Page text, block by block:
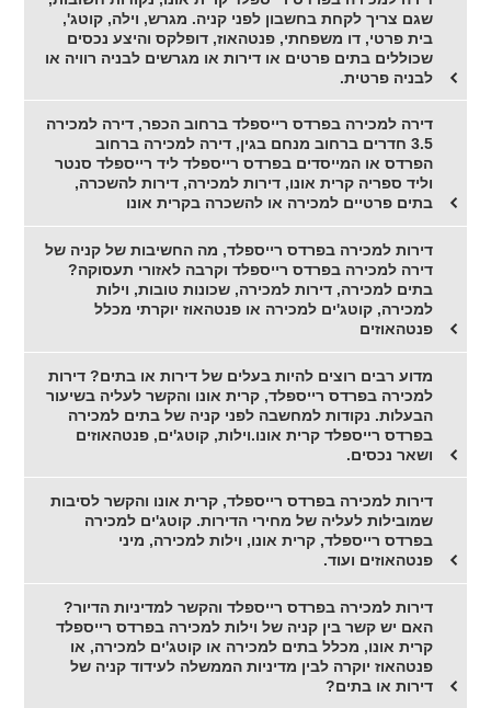
שגם צריך לקחת בחשבון לפני קניה. מגרש, וילה, קוטג',
בית פרטי, דו משפחתי, פנטהאוז, דופלקס והיצע נכסים
שכוללים בתים פרטים או דירות או מגרשים לבניה רוויה או
לבניה פרטית.
דירה למכירה בפרדס רייספלד ברחוב הכפר, דירה למכירה
3.5 חדרים ברחוב מנחם בגין, דירה למכירה ברחוב
הפרדס או המייסדים בפרדס רייספלד ליד רייספלד סנטר
וליד ספריה קרית אונו, דירות למכירה, דירות להשכרה,
בתים פרטיים למכירה או להשכרה בקרית אונו
דירות למכירה בפרדס רייספלד, מה החשיבות של קניה של
דירה למכירה בפרדס רייספלד וקרבה לאזורי תעסוקה?
בתים למכירה, דירות למכירה, שכונות טובות, וילות
למכירה, קוטג'ים למכירה או פנטהאוז יוקרתי מכלל
פנטהאוזים
מדוע רבים רוצים להיות בעלים של דירות או בתים? דירות
למכירה בפרדס רייספלד, קרית אונו והקשר לעליה בשיעור
הבעלות. נקודות למחשבה לפני קניה של בתים למכירה
בפרדס רייספלד קרית אונו.וילות, קוטג'ים, פנטהאוזים
ושאר נכסים.
דירות למכירה בפרדס רייספלד, קרית אונו והקשר לסיבות
שמובילות לעליה של מחירי הדירות. קוטג'ים למכירה
בפרדס רייספלד, קרית אונו, וילות למכירה, מיני
פנטהאוזים ועוד.
דירות למכירה בפרדס רייספלד והקשר למדיניות הדיור?
האם יש קשר בין קניה של וילות למכירה בפרדס רייספלד
קרית אונו, מכלל בתים למכירה או קוטג'ים למכירה, או
פנטהאוז יוקרה לבין מדיניות הממשלה לעידוד קניה של
דירות או בתים?